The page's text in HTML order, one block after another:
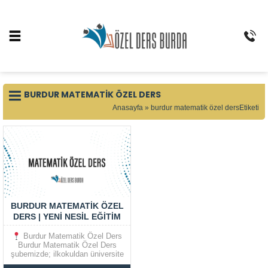
BURDUR MATEMATIK ÖZEL DERS
Anasayfa » burdur matematik özel dersEtiketi
BURDUR MATEMATIK ÖZEL
DERS | YENI NESIL EĞITIM
MODELI
Burdur Matematik Özel Ders
Burdur Matematik Özel Ders
şubemizde; ilkokuldan üniversite
ve kamu sınavlarına kadar tüm